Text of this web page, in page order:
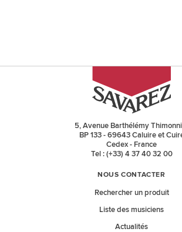
5, Avenue Barthélémy
BP 133 - 69643 Caluire et
Cedex - France
Tel : (+33) 4 37 40 32 00
NOUS CONTACTER
Rechercher un produit
Liste des musiciens
Actualités